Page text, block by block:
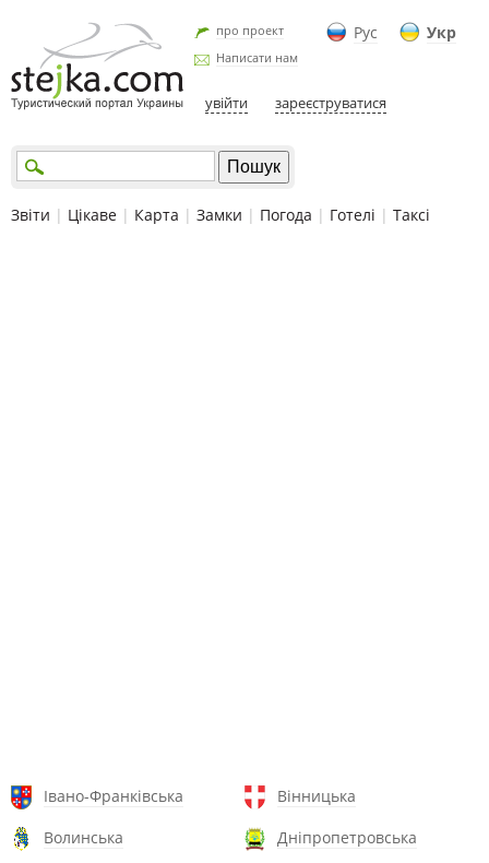
Рус Укр
про проект
Написати нам
увійти зареєструватися
Звіти | Цікаве | Карта | Замки | Погода | Готелі | Таксі
Івано-Франківська
Вінницька
Волинська
Дніпропетровська